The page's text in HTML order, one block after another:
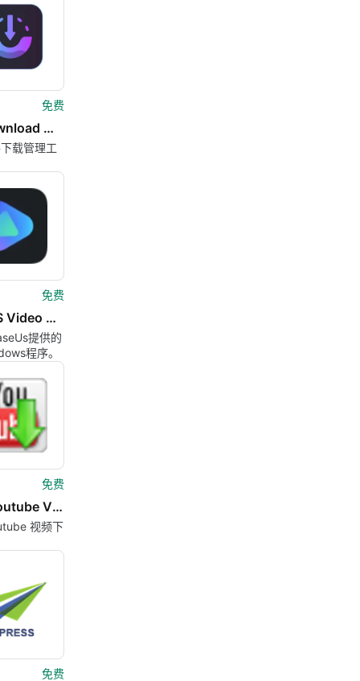
免费
AB Download Manager
载管理工
免费
EaseUS Video Downloader
提供的
程序。
免费
MP4 Youtube Video Downloader
视频下
免费